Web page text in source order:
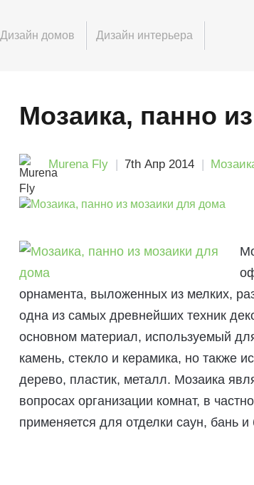
Дизайн домов Дизайн интерьера
Мозаика, панно
Murena Fly 7th Апр 2014
орнамента, выложенных из мелких,
одна из самых древнейших техник
основном материал, используемый
камень, стекло и керамика, но также
дерево, пластик, металл. Мозаика
вопросах организации комнат, в
применяется для отделки саун, бань и